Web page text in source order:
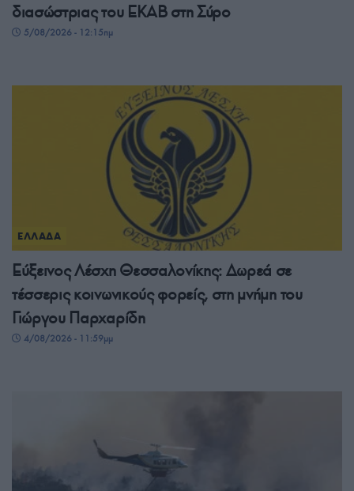
διασώστριας του ΕΚΑΒ στη Σύρο
5/08/2026 - 12:15πμ
ΕΛΛΑΔΑ
Εύξεινος Λέσχη Θεσσαλονίκης: Δωρεά σε
τέσσερις κοινωνικούς φορείς, στη μνήμη του
Γιώργου Παρχαρίδη
4/08/2026 - 11:59μμ